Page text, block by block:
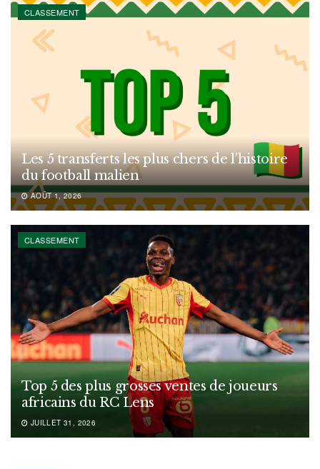
CLASSEMENT
Les 5 transferts les plus chers de l’histoire
du football malien
AOÛT 1, 2026
CLASSEMENT
Top 5 des plus grosses ventes de joueurs
africains du RC Lens
JUILLET 31, 2026